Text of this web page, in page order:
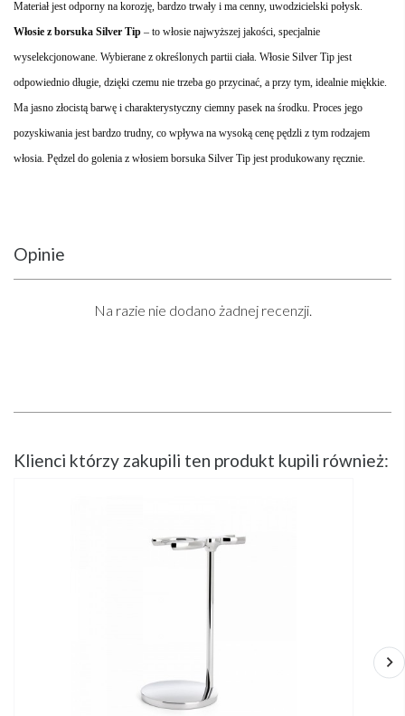
Materiał jest odporny na korozję, bardzo trwały i ma cenny, uwodzicielski połysk.
Włosie z borsuka Silver Tip – to włosie najwyższej jakości, specjalnie
wyselekcjonowane. Wybierane z określonych partii ciała. Włosie Silver Tip jest
odpowiednio długie, dzięki czemu nie trzeba go przycinać, a przy tym, idealnie miękkie.
Ma jasno złocistą barwę i charakterystyczny ciemny pasek na środku. Proces jego
pozyskiwania jest bardzo trudny, co wpływa na wysoką cenę pędzli z tym rodzajem
włosia. Pędzel do golenia z włosiem borsuka Silver Tip jest produkowany ręcznie.
Opinie
Na razie nie dodano żadnej recenzji.
Klienci którzy zakupili ten produkt kupili również: